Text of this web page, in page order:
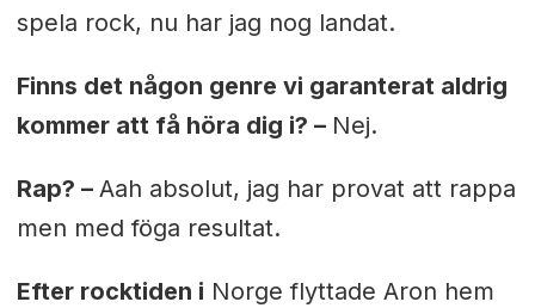
spela rock, nu har jag nog landat.
Finns det någon genre vi garanterat aldrig
kommer att få höra dig i? – Nej.
Rap? – Aah absolut, jag har provat att rappa
men med föga resultat.
Efter rocktiden i Norge flyttade Aron hem